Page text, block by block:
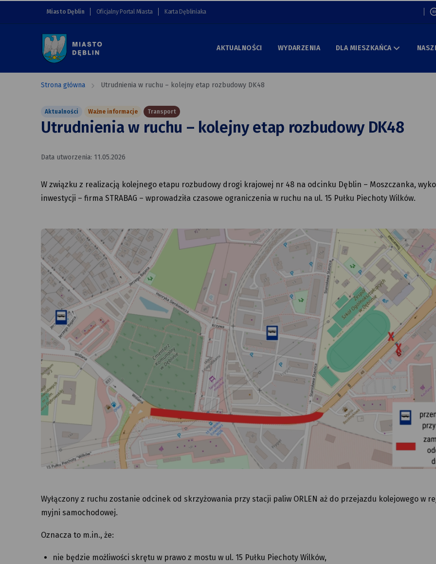
przejdź do nawigacji strony
przejdź do treści strony
przejdź do stopki strony
Utrudnienia
w ruchu
kolejny
rozbudowy
Miasto Dęblin Oficjalny Portal Miasta Karta Dębliniaka
AKTUALNOŚCI WYDARZENIA DLA MIESZKAŃCA
Strona główna Utrudnienia w ruchu – kolejny etap rozbudowy DK48
Aktualności Ważne informacje Transport
Utrudnienia w ruchu – kolejny etap rozbudowy DK48
Data utworzenia: 11.05.2026
W związku z realizacją kolejnego etapu rozbudowy drogi krajowej nr 48 na odcinku Dęblin – Moszczanka,
inwestycji – firma STRABAG – wprowadziła czasowe ograniczenia w ruchu na ul. 15 Pułku Piechoty Wilków.
Wyłączony z ruchu zostanie odcinek od skrzyżowania przy stacji paliw ORLEN aż do przejazdu kolejowego w
myjni samochodowej.
Oznacza to m.in., że:
nie będzie możliwości skrętu w prawo z mostu w ul. 15 Pułku Piechoty Wilków,